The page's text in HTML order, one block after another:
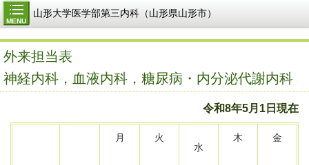
MENU
山形大学医学部第三内科（山形県山形市）
外来担当表
神経内科，血液内科，糖尿病・内分泌代謝内科
令和8年5月1日現在
月
火
水
木 金